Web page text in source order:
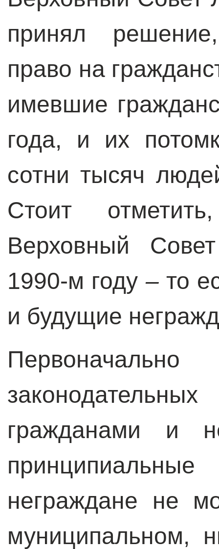
принял
право на
имевшие
года, и их
сотни тысяч
Стоит
Верховный
1990-м году– то
и будущие
гражданами и
неграждане не
муниципальном,